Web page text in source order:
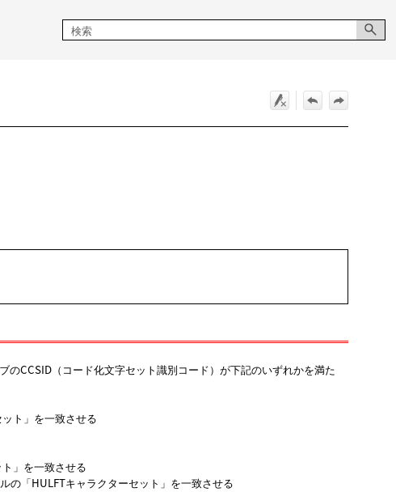
CCSID（コード化文字セット識別コード）が下記のいずれかを満た
ト
を一致させる
を一致させる
の
HULFTキャラクターセット を一致させる